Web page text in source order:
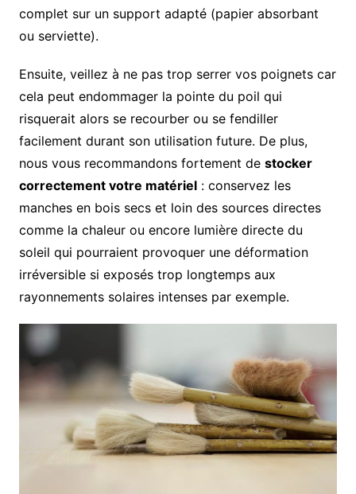
complet sur un support adapté (papier absorbant
ou serviette).
Ensuite, veillez à ne pas trop serrer vos poignets car
cela peut endommager la pointe du poil qui
risquerait alors se recourber ou se fendiller
facilement durant son utilisation future. De plus,
nous vous recommandons fortement de stocker
correctement votre matériel: conservez les
manches en bois secs et loin des sources directes
comme la chaleur ou encore lumière directe du
soleil qui pourraient provoquer une déformation
irréversible si exposés trop longtemps aux
rayonnements solaires intenses par exemple.